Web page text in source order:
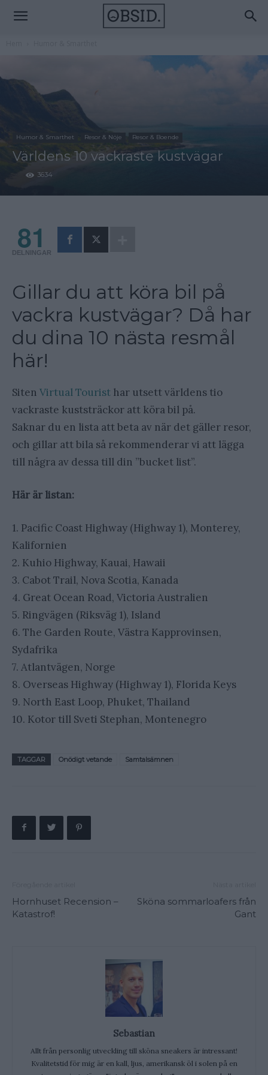
Humor & Smarthet Resor & Nöje Resor & Boende
Världens 10 vackraste kustvägar
3634
81
DELNINGAR
Gillar du att köra bil på
vackra kustvägar? Då har
du dina 10 nästa resmål
här!
Siten Virtual Tourist har utsett världens tio
vackraste kuststräckor att köra bil på.
Saknar du en lista att beta av när det gäller resor,
och gillar att bila så rekommenderar vi att lägga
till några av dessa till din ”bucket list”.
Här är listan:
1. Pacific Coast Highway (Highway 1), Monterey,
Kalifornien
2. Kuhio Highway, Kauai, Hawaii
3. Cabot Trail, Nova Scotia, Kanada
4. Great Ocean Road, Victoria Australien
5. Ringvägen (Riksväg 1), Island
6. The Garden Route, Västra Kapprovinsen,
Sydafrika
7. Atlantvägen, Norge
8. Overseas Highway (Highway 1), Florida Keys
9. North East Loop, Phuket, Thailand
10. Kotor till Sveti Stephan, Montenegro
TAGGAR Onödigt vetande Samtalsämnen
Hornhuset Recension –
Katastrof!
Sköna sommarloafers från
Gant
Sebastian
Allt från personlig utveckling till sköna sneakers är intressant!
Kvalitetstid för mig är en kall, ljus, amerikansk öl i solen på en